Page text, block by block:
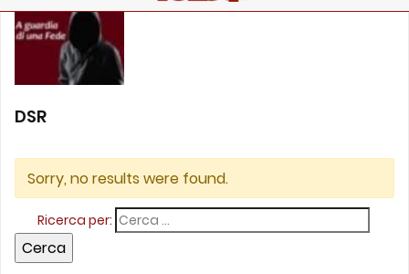
DSR
Sorry, no results were found.
Ricerca per: